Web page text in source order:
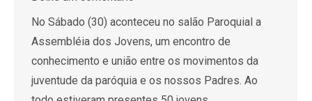
No Sábado (30) aconteceu no salão Paroquial a
Assembléia dos Jovens, um encontro de
conhecimento e união entre os movimentos da
juventude da paróquia e os nossos Padres. Ao